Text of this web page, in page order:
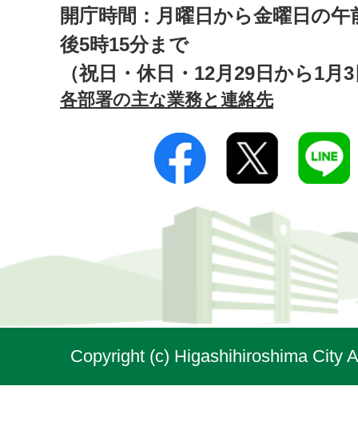
開庁時間：月曜日から金曜日の午
後5時15分まで
（祝日・休日・12月29日から1月
各部署の主な業務と連絡先
Copyright (c) Higashihiroshima City